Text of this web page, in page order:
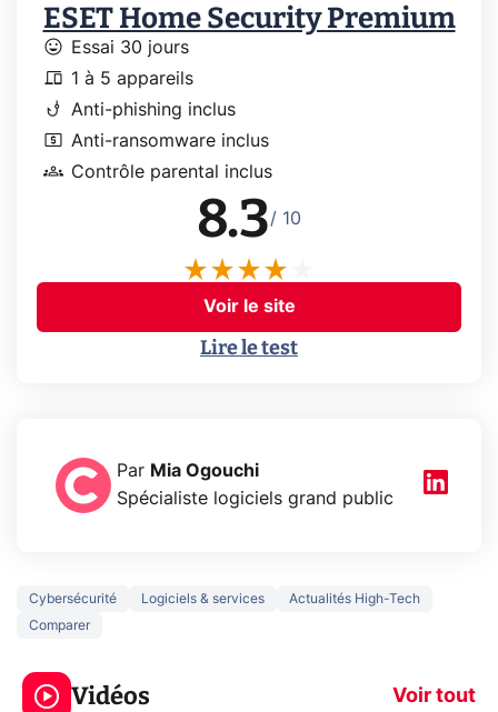
ESET Home Security Premium
mood Essai 30 jours
devices 1 à 5 appareils
phishing Anti-phishing inclus
local_atm Anti-ransomware inclus
groups Contrôle parental inclus
8.3/ 10
Voir le site
Lire le test
Par Mia Ogouchi
Spécialiste logiciels grand public
Cybersécurité Logiciels & services
Actualités High-Tech
Comparer
Vidéos Voir tout
3 écrans en 1 pour
319€ ? Voici L'AOC
CQ32G4ZA !
prochaine